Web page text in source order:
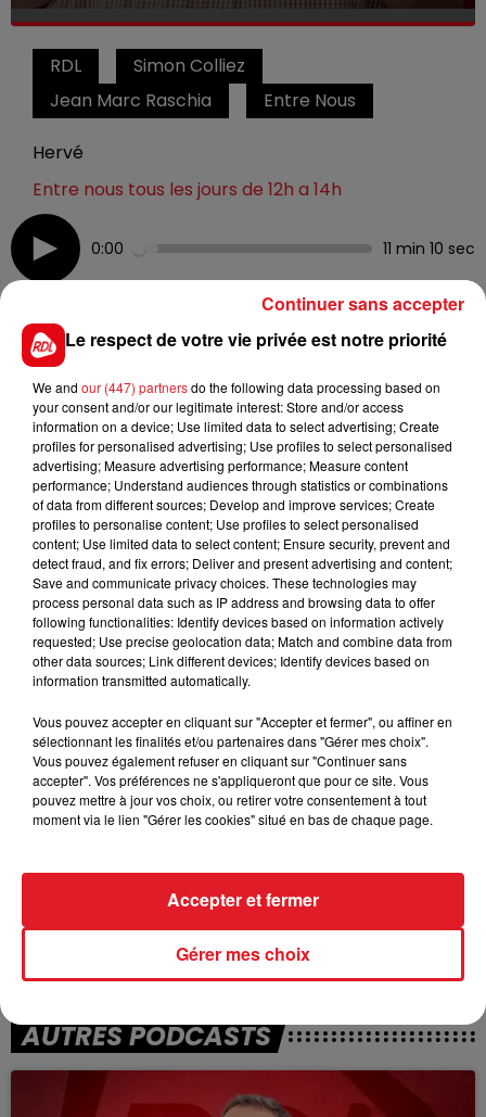
RDL
Simon Colliez
Jean Marc Raschia
Entre Nous
Hervé
Entre nous tous les jours de 12h a 14h
0:00 11 min 10 sec
8 novembre 2022 - 11 min 10 sec
ENTRE NOUS : SIMON COLLIEZ
Chaque jour, de 12h à 14h, retrouvez Jean-Marc Rashia
pour parler de tout… avec vous !
TITRES DIFFUSÉS
9h19
9h19
Dans Mon H.l.m.
9h09
9h09
Si Tu Veux M'essayer
AUTRES PODCASTS
Le respect de votre vie privée est notre priorité
We and our (447) partnersdo the following data processing based on
your consent and/or our legitimate interest: Store and/or access
information on a device; Use limited data to select advertising; Create
profiles for personalised advertising; Use profiles to select personalised
advertising; Measure advertising performance; Measure content
performance; Understand audiences through statistics or combinations
of data from different sources; Develop and improve services; Create
profiles to personalise content; Use profiles to select personalised
content; Use limited data to select content; Ensure security, prevent and
detect fraud, and fix errors; Deliver and present advertising and content;
Save and communicate privacy choices. These technologies may
process personal data such as IP address and browsing data to offer
following functionalities: Identify devices based on information actively
requested; Use precise geolocation data; Match and combine data from
other data sources; Link different devices; Identify devices based on
information transmitted automatically.
Vous pouvez accepter en cliquant sur "Accepter et fermer", ou affiner en
sélectionnant les finalités et/ou partenaires dans "Gérer mes choix".
Vous pouvez également refuser en cliquant sur "Continuer sans
accepter". Vos préférences ne s'appliqueront que pour ce site. Vous
pouvez mettre à jour vos choix, ou retirer votre consentement à tout
moment via le lien "Gérer les cookies" situé en bas de chaque page.
Gérer mes choix
Accepter et fermer
Continuer sans accepter